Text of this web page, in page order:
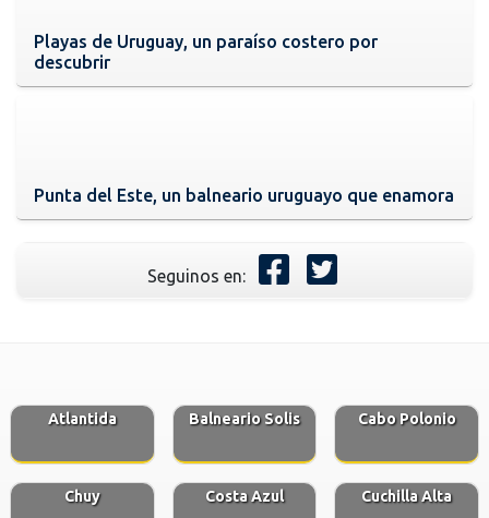
Playas de Uruguay, un paraíso costero por
descubrir
Punta del Este, un balneario uruguayo que enamora
Seguinos en:
Atlantida Balneario Solis Cabo Polonio
Chuy Costa Azul Cuchilla Alta